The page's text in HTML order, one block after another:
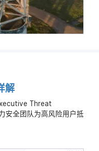
解
Threat
安全团队为高风险用户抵